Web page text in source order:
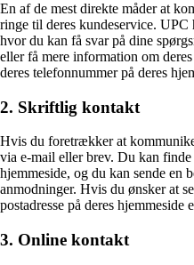
En af de mest direkte måder at
ringe til deres kundeservice.
hvor du kan få svar på dine
eller få mere information om
deres telefonnummer på deres
2. Skriftlig kontakt
Hvis du foretrækker at
via e-mail eller brev. Du kan finde
hjemmeside, og du kan sende en
anmodninger. Hvis du ønsker at
postadresse på deres hjemmeside
3. Online kontakt